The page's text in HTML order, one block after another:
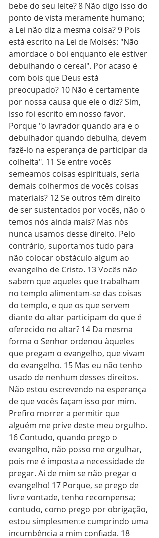
bebe do seu leite? 8 Não digo isso do
ponto de vista meramente humano;
a Lei não diz a mesma coisa? 9 Pois
está escrito na Lei de Moisés: "Não
amordace o boi enquanto ele estiver
debulhando o cereal". Por acaso é
com bois que Deus está
preocupado? 10 Não é certamente
por nossa causa que ele o diz? Sim,
isso foi escrito em nosso favor.
Porque "o lavrador quando ara e o
debulhador quando debulha, devem
fazê-lo na esperança de participar da
colheita". 11 Se entre vocês
semeamos coisas espirituais, seria
demais colhermos de vocês coisas
materiais? 12 Se outros têm direito
de ser sustentados por vocês, não o
temos nós ainda mais? Mas nós
nunca usamos desse direito. Pelo
contrário, suportamos tudo para
não colocar obstáculo algum ao
evangelho de Cristo. 13 Vocês não
sabem que aqueles que trabalham
no templo alimentam-se das coisas
do templo, e que os que servem
diante do altar participam do que é
oferecido no altar? 14 Da mesma
forma o Senhor ordenou àqueles
que pregam o evangelho, que vivam
do evangelho. 15 Mas eu não tenho
usado de nenhum desses direitos.
Não estou escrevendo na esperança
de que vocês façam isso por mim.
Prefiro morrer a permitir que
alguém me prive deste meu orgulho.
16 Contudo, quando prego o
evangelho, não posso me orgulhar,
pois me é imposta a necessidade de
pregar. Ai de mim se não pregar o
evangelho! 17 Porque, se prego de
livre vontade, tenho recompensa;
contudo, como prego por obrigação,
estou simplesmente cumprindo uma
incumbência a mim confiada. 18